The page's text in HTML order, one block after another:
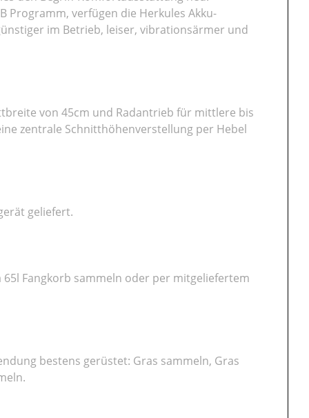
Programm, verfügen die Herkules Akku-
im Betrieb, leiser, vibrationsärmer und
von 45cm und Radantrieb für mittlere bis
zentrale Schnitthöhenverstellung per Hebel
geliefert.
65l Fangkorb sammeln oder per mitgeliefertem
bestens gerüstet: Gras sammeln, Gras